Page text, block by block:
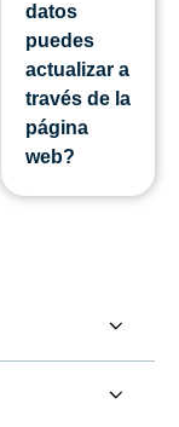
datos
puedes
actualizar a
través de la
página
web?